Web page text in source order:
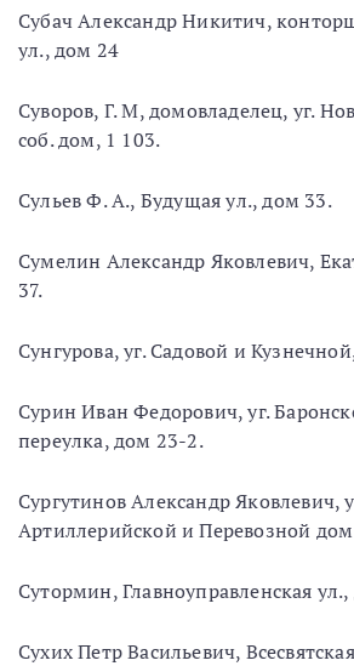
Субач Александр Никитич,
ул., дом 24
Суворов, Г. М, домовладелец, уг.
соб. дом, 1 103.
Сульев Ф. А., Будущая ул., дом 33.
Сумелин Александр Яковлевич,
37.
Сунгурова, уг. Садовой и
Сурин Иван Федорович, уг.
переулка, дом 23-2.
Сургутинов Александр Яковлевич,
Артиллерийской и Перевозной
Сутормин, Главноуправленская
Сухих Петр Васильевич,